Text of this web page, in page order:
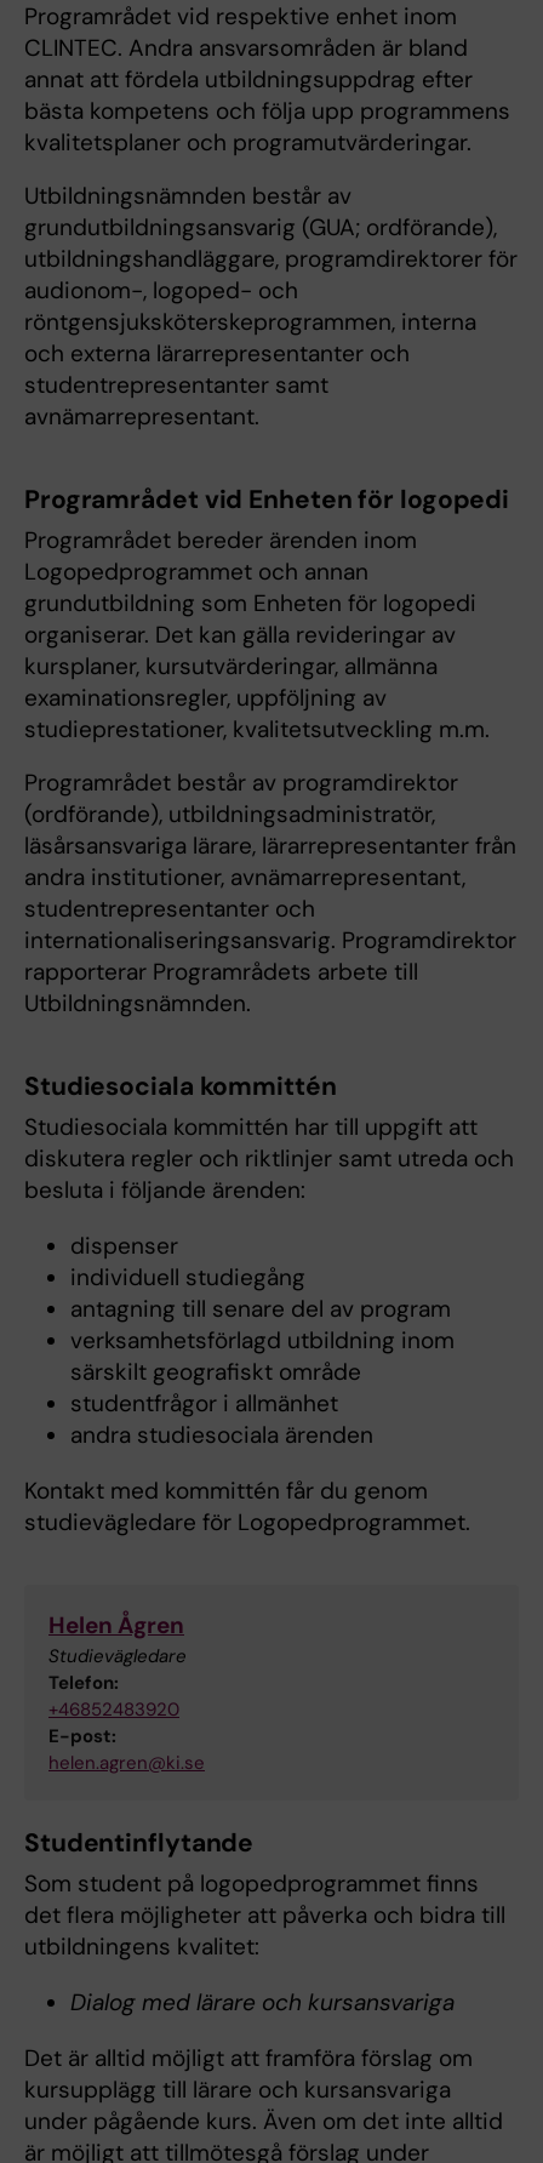
Programrådet vid respektive enhet inom
CLINTEC. Andra ansvarsområden är bland
annat att fördela utbildningsuppdrag efter
bästa kompetens och följa upp programmens
kvalitetsplaner och programutvärderingar.
Utbildningsnämnden består av
grundutbildningsansvarig (GUA; ordförande),
utbildningshandläggare, programdirektorer för
audionom-, logoped- och
röntgensjuksköterskeprogrammen, interna
och externa lärarrepresentanter och
studentrepresentanter samt
avnämarrepresentant.
Programrådet vid Enheten för logopedi
Programrådet bereder ärenden inom
Logopedprogrammet och annan
grundutbildning som Enheten för logopedi
organiserar. Det kan gälla revideringar av
kursplaner, kursutvärderingar, allmänna
examinationsregler, uppföljning av
studieprestationer, kvalitetsutveckling m.m.
Programrådet består av programdirektor
(ordförande), utbildningsadministratör,
läsårsansvariga lärare, lärarrepresentanter från
andra institutioner, avnämarrepresentant,
studentrepresentanter och
internationaliseringsansvarig. Programdirektor
rapporterar Programrådets arbete till
Utbildningsnämnden.
Studiesociala kommittén
Studiesociala kommittén har till uppgift att
diskutera regler och riktlinjer samt utreda och
besluta i följande ärenden:
dispenser
individuell studiegång
antagning till senare del av program
verksamhetsförlagd utbildning inom
särskilt geografiskt område
studentfrågor i allmänhet
andra studiesociala ärenden
Kontakt med kommittén får du genom
studievägledare för Logopedprogrammet.
Helen Ågren
Studievägledare
Telefon:
+46852483920
E-post:
helen.agren@ki.se
Studentinflytande
Som student på logopedprogrammet finns
det flera möjligheter att påverka och bidra till
utbildningens kvalitet:
Dialog med lärare och kursansvariga
Det är alltid möjligt att framföra förslag om
kursupplägg till lärare och kursansvariga
under pågående kurs. Även om det inte alltid
är möjligt att tillmötesgå förslag under